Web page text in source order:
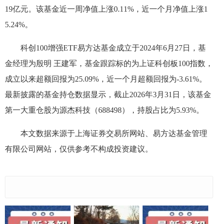
19亿元。该基金近一周净值上涨0.11%，近一个月净值上涨1
5.24%。
科创100增强ETF易方达基金成立于2024年6月27日，基
金经理为殷明 王建军，基金跟踪标的为上证科创板100指数，
成立以来超额回报为25.09%，近一个月超额回报为-3.61%。
最新披露的基金持仓数据显示，截止2026年3月31日，该基金
第一大重仓股为源杰科技（688498），持股占比为5.93%。
本文数据来源于上海证券交易所网站、易方达基金管理
有限公司网站，仅供参考不构成投资建议。